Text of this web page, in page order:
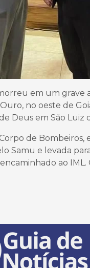
em um grave
no oeste de
Deus em São Luiz
de Bombeiros,
Samu e levada
ao